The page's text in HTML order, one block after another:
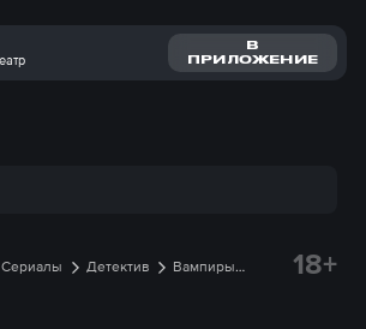
В
ПРИЛОЖЕНИЕ
Сериалы Детектив
Вампиры
18+